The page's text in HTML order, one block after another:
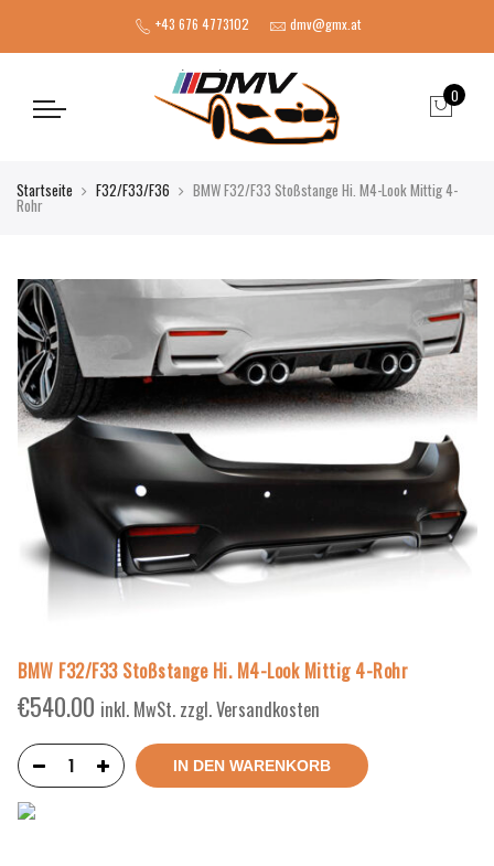
+43 676 4773102 dmv@gmx.at
0
Startseite F32/F33/F36 BMW F32/F33 Stoßstange Hi. M4-Look Mittig 4-
Rohr
BMW F32/F33 Stoßstange Hi. M4-Look Mittig 4-Rohr
€540.00 inkl. MwSt. zzgl. Versandkosten
IN DEN WARENKORB